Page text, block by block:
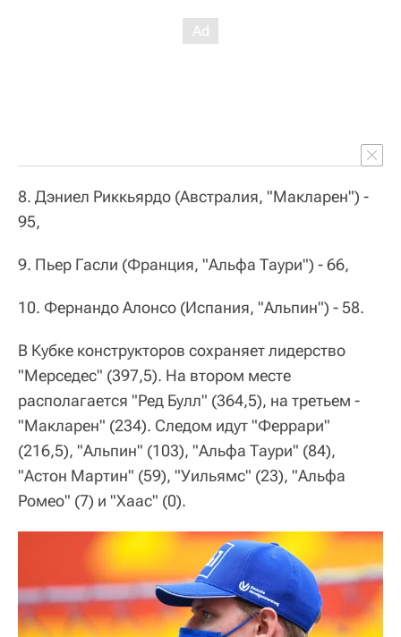
8. Дэниел Риккьярдо (Австралия, "Макларен") -
95,
9. Пьер Гасли (Франция, "Альфа Таури") - 66,
10. Фернандо Алонсо (Испания, "Альпин") - 58.
В Кубке конструкторов сохраняет лидерство
"Мерседес" (397,5). На втором месте
располагается "Ред Булл" (364,5), на третьем -
"Макларен" (234). Следом идут "Феррари"
(216,5), "Альпин" (103), "Альфа Таури" (84),
"Астон Мартин" (59), "Уильямс" (23), "Альфа
Ромео" (7) и "Хаас" (0).